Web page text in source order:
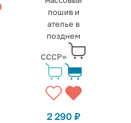
пошив и
ателье в
позднем
СССР»
2 290₽